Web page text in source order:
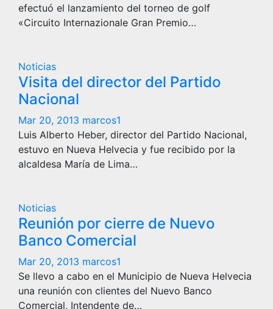
efectuó el lanzamiento del torneo de golf
«Circuito Internazionale Gran Premio…
Noticias
Visita del director del Partido
Nacional
Mar 20, 2013 marcos1
Luis Alberto Heber, director del Partido Nacional,
estuvo en Nueva Helvecia y fue recibido por la
alcaldesa María de Lima…
Noticias
Reunión por cierre de Nuevo
Banco Comercial
Mar 20, 2013 marcos1
Se llevo a cabo en el Municipio de Nueva Helvecia
una reunión con clientes del Nuevo Banco
Comercial, Intendente de…